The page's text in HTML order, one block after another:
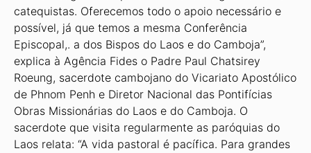
catequistas. Oferecemos todo o apoio necessário e
possível, já que temos a mesma Conferência
Episcopal,. a dos Bispos do Laos e do Camboja”,
explica à Agência Fides o Padre Paul Chatsirey
Roeung, sacerdote cambojano do Vicariato Apostólico
de Phnom Penh e Diretor Nacional das Pontifícias
Obras Missionárias do Laos e do Camboja. O
sacerdote que visita regularmente as paróquias do
Laos relata: “A vida pastoral é pacífica. Para grandes